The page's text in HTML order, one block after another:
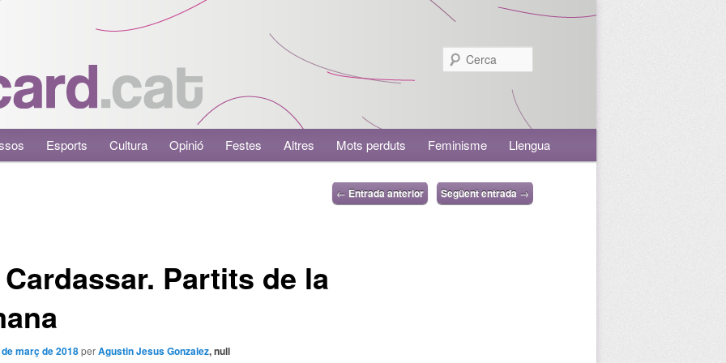
Esports Cultura Opinió Festes Altres Mots perduts Feminisme Llengua
← Entrada anterior Següent entrada →
Cardassar. Partits de la
març de 2018perAgustin Jesus Gonzalez, null